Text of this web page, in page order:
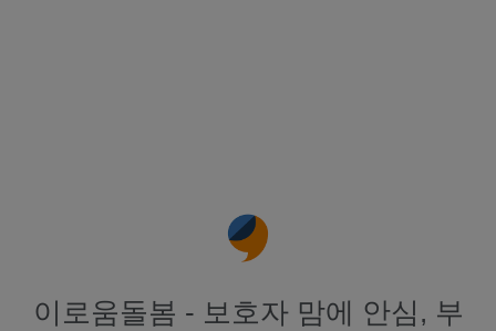
이로움돌봄 - 보호자 맘에 안심, 부